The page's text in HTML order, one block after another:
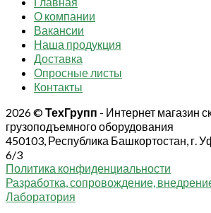
О компании
Вакансии
Наша продукция
Доставка
Опросные листы
Контакты
2026 ©ТехГрупп - Интернет магазин
грузоподъемного оборудования
450103, Республика Башкортостан, г.
6/3
Политика конфиденциальности
Разработка, сопровождение,
Лаборатория